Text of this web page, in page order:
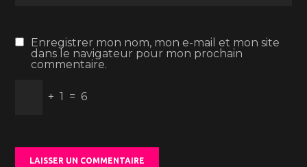
Enregistrer mon nom, mon e-mail et mon site
dans le navigateur pour mon prochain
commentaire.
+ 1 = 6